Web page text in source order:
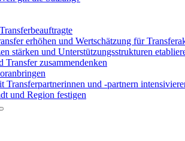
erhöhen und Wertschätzung für
stärken und Unterstützungsstrukturen
Transfer zusammendenken
Transferpartnerinnen und -partnern
und Region festigen